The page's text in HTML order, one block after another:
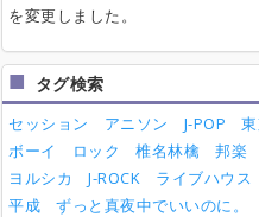
を変更しました。
タグ検索
セッション アニソン J-POP
ボーイ
ロック 椎名林檎 邦楽
ヨルシカ
J-ROCK ライブハウス
平成
ずっと真夜中でいいのに。